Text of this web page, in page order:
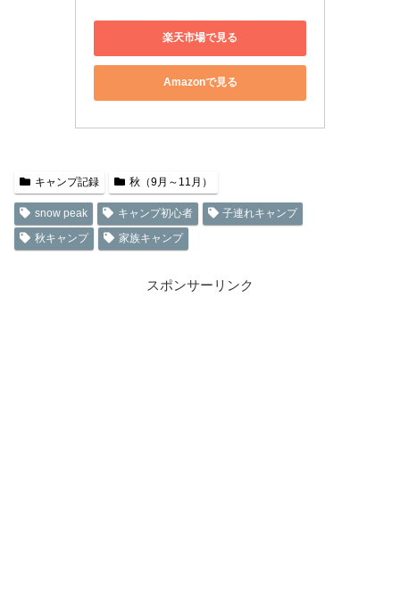
楽天市場で見る
Amazonで見る
キャンプ記録 秋（9月～11月）
snow peak キャンプ初心者
子連れキャンプ
秋キャンプ
家族キャンプ
スポンサーリンク